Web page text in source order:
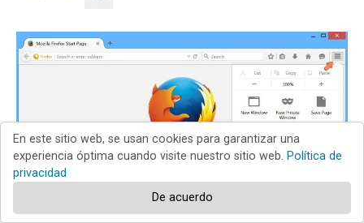
En este sitio web, se usan cookies para garantizar una
experiencia óptima cuando visite nuestro sitio web. Política de
privacidad
De acuerdo